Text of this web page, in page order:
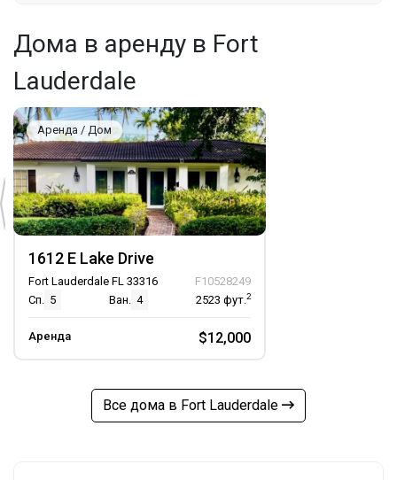
Дома в аренду в Fort
Lauderdale
Аренда / Дом
1612 E Lake Drive
Fort Lauderdale FL 33316
F10528249
Сп. 5 Ван. 4 2523 фут.2
Аренда $12,000
Все дома в Fort Lauderdale